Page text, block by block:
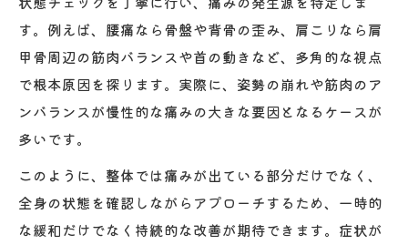
す。例えば、腰痛なら骨盤や背骨の歪み、肩こりなら肩
甲骨周辺の筋肉バランスや首の動きなど、多角的な視点
で根本原因を探ります。実際に、姿勢の崩れや筋肉のア
ンバランスが慢性的な痛みの大きな要因となるケースが
多いです。
このように、整体では痛みが出ている部分だけでなく、
全身の状態を確認しながらアプローチするため、一時的
な緩和だけでなく持続的な改善が期待できます。症状が